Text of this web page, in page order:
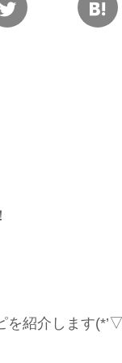
を紹介します